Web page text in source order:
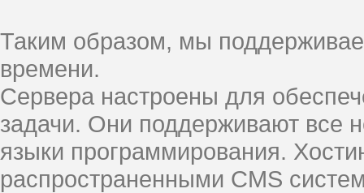
Таким образом, мы
времени.
Сервера настроены для
задачи. Они поддерживают все
языки программирования.
распространенными CMS